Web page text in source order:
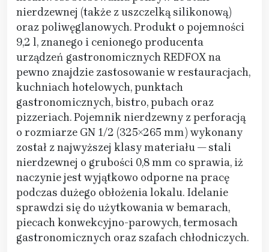
nierdzewnej (także z uszczelką silikonową)
oraz poliwęglanowych. Produkt o pojemności
9,2 l, znanego i cenionego producenta
urządzeń gastronomicznych REDFOX na
pewno znajdzie zastosowanie w restauracjach,
kuchniach hotelowych, punktach
gastronomicznych, bistro, pubach oraz
pizzeriach. Pojemnik nierdzewny z perforacją
o rozmiarze GN 1/2 (325×265 mm) wykonany
został z najwyższej klasy materiału — stali
nierdzewnej o grubości 0,8 mm co sprawia, iż
naczynie jest wyjątkowo odporne na pracę
podczas dużego obłożenia lokalu. Idelanie
sprawdzi się do użytkowania w bemarach,
piecach konwekcyjno-parowych, termosach
gastronomicznych oraz szafach chłodniczych.